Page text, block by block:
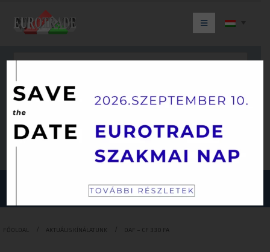
Keresés
JÁRMŰKATEGÓRIÁINK
FŐOLDAL AKTUÁLIS KÍNÁLATUNK DAF – CF 330 FA